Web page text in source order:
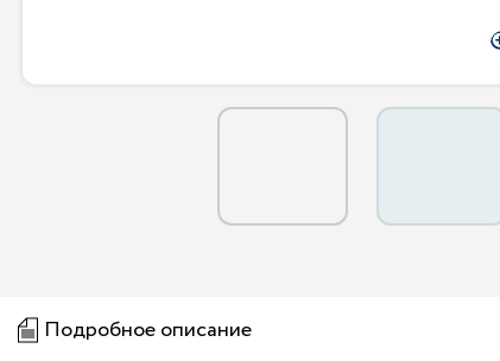
Подробное описание